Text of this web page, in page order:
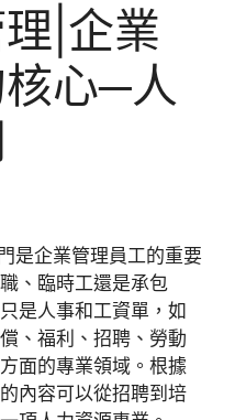
|企業
心─人
是企業管理員工的重要
、臨時工還是承包
是人事和工資單，如
、福利、招聘、勞動
面的專業領域。根據
內容可以從招聘到培